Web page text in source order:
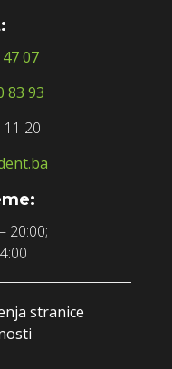
07
83 93
11 20
20:00;
stranice